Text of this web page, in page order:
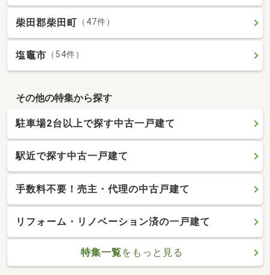
柴田郡柴田町 （47件）
塩竈市 （54件）
その他の特集から探す
駐車場2台以上で探す中古一戸建て
駅近で探す中古一戸建て
手数料不要！売主・代理の中古戸建て
リフォーム・リノベーション済の一戸建て
特集一覧をもっと見る